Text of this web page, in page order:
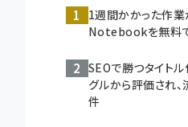
1週間かかった作
Notebookを無料
SEOで勝つタイト
グルから評価され
件